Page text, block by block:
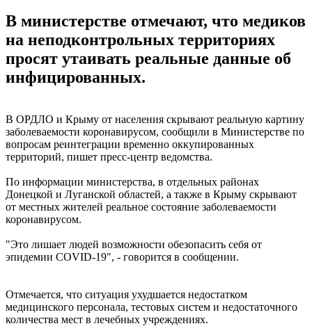
В министерстве отмечают, что медиков
на неподконтрольных территориях
просят утаивать реальные данные об
инфицированных.
В ОРДЛО и Крыму от населения скрывают реальную картину
заболеваемости коронавирусом, сообщили в Министерстве по
вопросам реинтеграции временно оккупированных
территорий, пишет пресс-центр ведомства.
По информации министерства, в отдельных районах
Донецкой и Луганской областей, а также в Крыму скрывают
от местных жителей реальное состояние заболеваемости
коронавирусом.
"Это лишает людей возможности обезопасить себя от
эпидемии COVID-19", - говорится в сообщении.
Отмечается, что ситуация ухудшается недостатком
медицинского персонала, тестовых систем и недостаточного
количества мест в лечебных учреждениях.